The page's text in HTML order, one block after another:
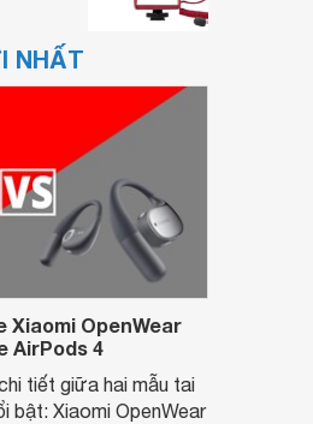
từ 8.248.900 đ
NHẤT
Xiaomi OpenWear
AirPods 4
tiết giữa hai mẫu tai
bật: Xiaomi OpenWear